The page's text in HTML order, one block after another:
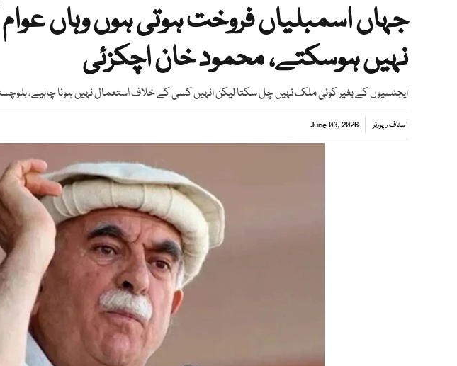
جہاں اسمبلیاں فروخت ہوتی ہوں وہاں
نہیں ہوسکتے، محمود خان اچکزئی
ایجنسیوں کے بغیر کوئی ملک نہیں چل سکتا لیکن انہیں کسی کے خلاف استعمال نہیں ہونا چاہیے،
اسٹاف رپورٹر June 03, 2026